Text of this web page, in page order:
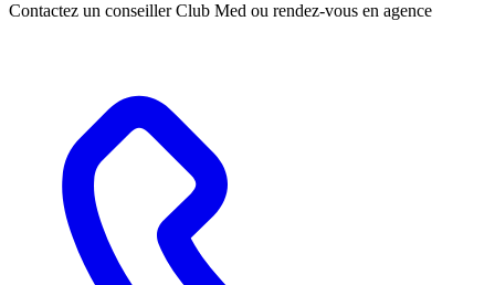
Contactez un conseiller Club Med ou rendez-vous en agence